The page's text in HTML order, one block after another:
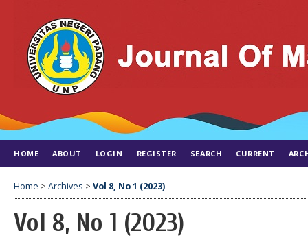
HOME ABOUT LOGIN REGISTER SEARCH CURRENT
Home > Archives > Vol 8, No 1 (2023)
Vol 8, No 1 (2023)